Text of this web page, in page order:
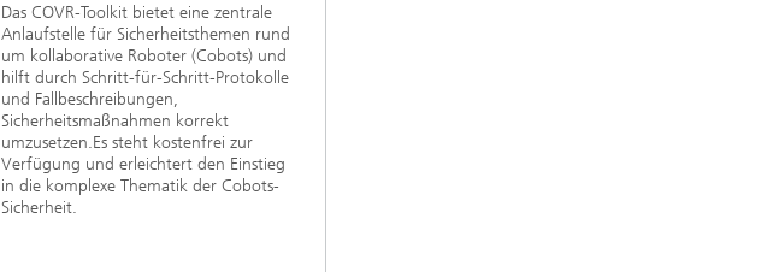
Das COVR-Toolkit bietet eine zentrale
Anlaufstelle für Sicherheitsthemen rund
um kollaborative Roboter (Cobots) und
hilft durch Schritt-für-Schritt-Protokolle
und Fallbeschreibungen,
Sicherheitsmaßnahmen korrekt
umzusetzen.Es steht kostenfrei zur
Verfügung und erleichtert den Einstieg
in die komplexe Thematik der Cobots-
Sicherheit.